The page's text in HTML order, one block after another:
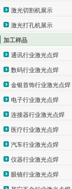
激光切割机展示
激光打孔机展示
加工样品
通讯行业激光点焊
数码行业激光点焊
金银首饰行业激光点焊
电子行业激光点焊
连接器行业激光点焊
医疗行业激光点焊
汽车行业激光点焊
仪器行业激光点焊
眼镜行业激光点焊